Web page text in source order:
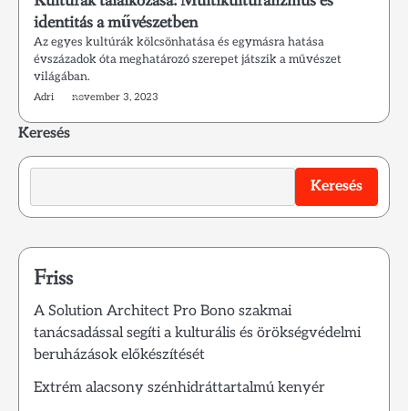
identitás a művészetben
Az egyes kultúrák kölcsönhatása és egymásra hatása
évszázadok óta meghatározó szerepet játszik a művészet
világában.
Adri november 3, 2023
Keresés
Keresés
Friss
A Solution Architect Pro Bono szakmai
tanácsadással segíti a kulturális és örökségvédelmi
beruházások előkészítését
Extrém alacsony szénhidráttartalmú kenyér